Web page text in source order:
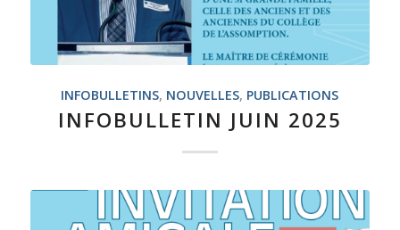
INFOBULLETINS, NOUVELLES, PUBLICATIONS
INFOBULLETIN JUIN 2025